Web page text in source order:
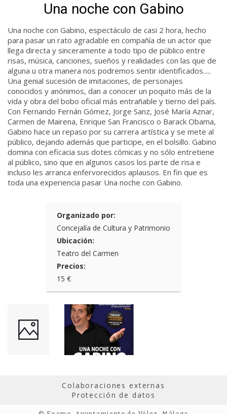
Una noche con Gabino
Una noche con Gabino, espectáculo de casi 2 hora, hecho
para pasar un rato agradable en compañía de un actor que
llega directa y sinceramente a todo tipo de público entre
risas, música, canciones, sueños y realidades con las que de
alguna u otra manera nos podremos sentir identificados.....
Una genial sucesión de imitaciones, de personajes
conocidos y anónimos, dan a conocer un poquito más de la
vida y obra del bobo oficial más entrañable y tierno del país.
Con Fernando Fernán Gómez, Jorge Sanz, José María Aznar,
Carmen de Mairena, Enrique San Francisco o Barack Obama,
Gabino hace un repaso por su carrera artística y se mete al
público, dejando además que participe, en el bolsillo. Gabino
domina con eficacia sus dotes cómicas y no sólo entretiene
al público, sino que en algunos casos los parte de risa e
incluso les arranca enfervorecidos aplausos. En fin que es
toda una experiencia pasar Una noche con Gabino.
Organizado por:
Concejalía de Cultura y Patrimonio
Ubicación:
Teatro del Carmen
Precios:
15 €
Colaboraciones externas
Protección de datos